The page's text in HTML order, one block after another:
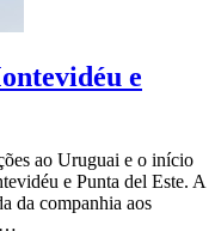
e
ao Uruguai e o início
e Punta del Este. A
da companhia aos